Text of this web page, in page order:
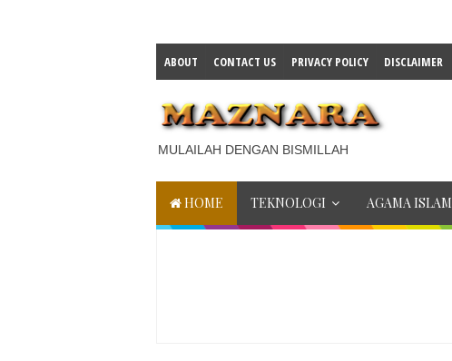
ABOUT CONTACT US PRIVACY POLICY DISCLAIMER
MULAILAH DENGAN BISMILLAH
HOME TEKNOLOGI AGAMA ISLAM